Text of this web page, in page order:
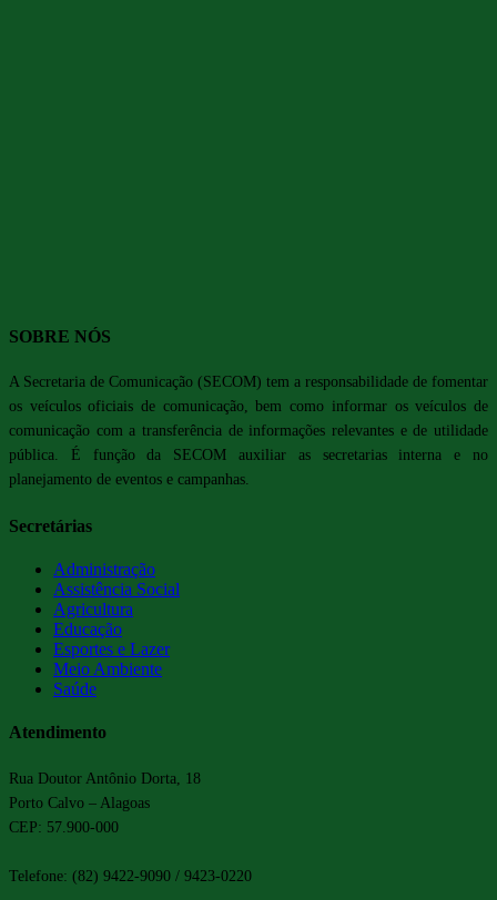
SOBRE NÓS
A Secretaria de Comunicação (SECOM) tem a responsabilidade de fomentar
os veículos oficiais de comunicação, bem como informar os veículos de
comunicação com a transferência de informações relevantes e de utilidade
pública. É função da SECOM auxiliar as secretarias interna e no
planejamento de eventos e campanhas.
Secretárias
Administração
Assistência Social
Agricultura
Educação
Esportes e Lazer
Meio Ambiente
Saúde
Atendimento
Rua Doutor Antônio Dorta, 18
Porto Calvo – Alagoas
CEP: 57.900-000
Telefone: (82) 9422-9090 / 9423-0220